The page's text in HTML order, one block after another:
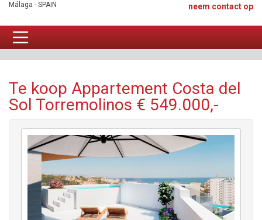
neem contact op
Málaga - SPAIN
Te koop Appartement Costa del
Sol Torremolinos € 549.000,-